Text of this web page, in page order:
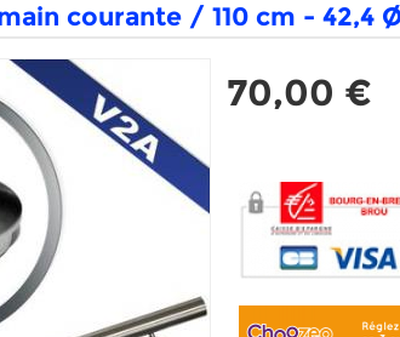
courante / 110 cm - 42,4
70,00 €